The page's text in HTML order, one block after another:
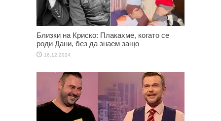
Близки на Криско: Плакахме, когато се
роди Дани, без да знаем защо
16.12.2024